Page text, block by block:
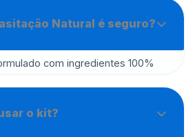
Natural é seguro?
com ingredientes 100%
o kit?